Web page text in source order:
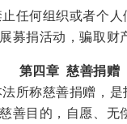
任何组织或者个人
募捐活动，骗取财
第四章 慈善捐赠
所称慈善捐赠，是
善目的，自愿、无